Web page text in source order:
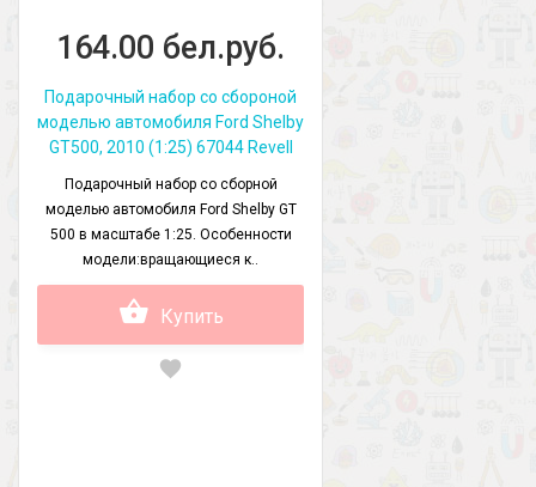
164.00 бел.руб.
Подарочный набор со сбороной
моделью автомобиля Ford Shelby
GT500, 2010 (1:25) 67044 Revell
Подарочный набор со сборной
моделью автомобиля Ford Shelby GT
500 в масштабе 1:25. Особенности
модели:вращающиеся к..
Купить